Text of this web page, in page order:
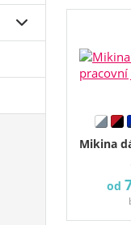
Mikina
od